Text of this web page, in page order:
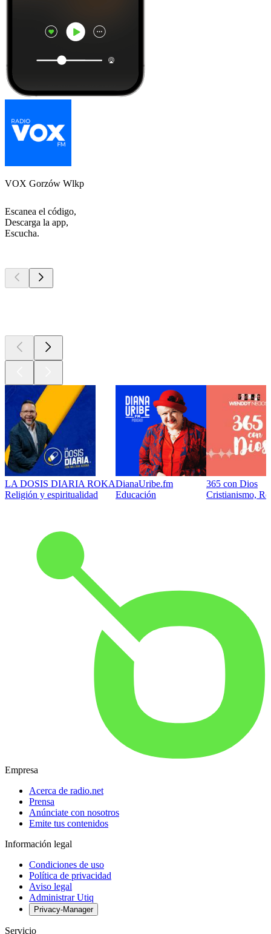
VOX Gorzów Wlkp
Escanea el código,
Descarga la app,
Escucha.
LA DOSIS DIARIA ROKA
Religión y espiritualidad
DianaUribe.fm
Educación
365 con Dios
Cristianismo,
Empresa
Acerca de radio.net
Prensa
Anúnciate con nosotros
Emite tus contenidos
Información legal
Condiciones de uso
Política de privacidad
Aviso legal
Administrar Utiq
Privacy-Manager
Servicio